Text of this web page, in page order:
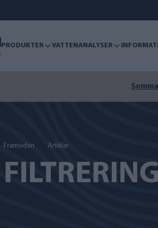
PRODUKTER VATTENANALYSER
Framsidan Artiklar